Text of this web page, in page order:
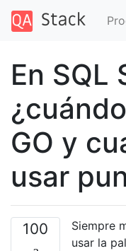
En SQL
GO y
usar
100
Siempre
usar la